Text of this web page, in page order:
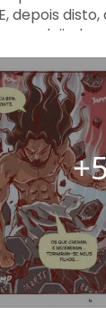
depois disto,
os aleijados
é
causa!”